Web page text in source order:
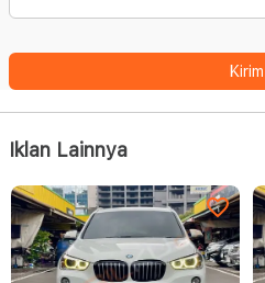
Kirim
Iklan Lainnya